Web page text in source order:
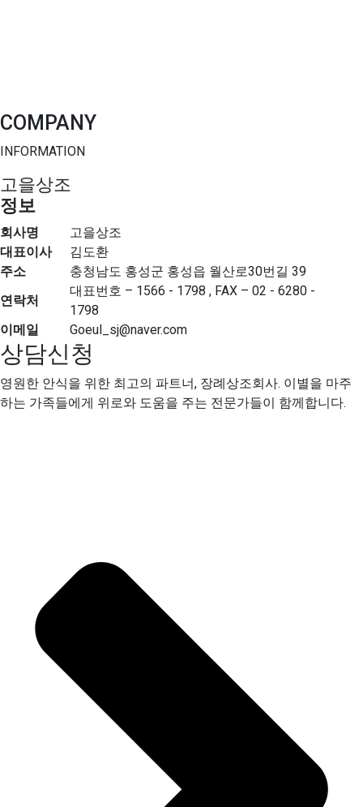
SNS홍보팀
영상미디어
APP 마케팅
COMPANY
INFORMATION
고을상조
정보
회사명
고을상조
대표이사
김도환
주소
충청남도 홍성군 홍성읍 월산로30번길 39
연락처
대표번호 – 1566 - 1798 , FAX – 02 - 6280 -
1798
이메일
Goeul_sj@naver.com
상담신청
영원한 안식을 위한 최고의 파트너, 장례상조회사. 이별을 마주
하는 가족들에게 위로와 도움을 주는 전문가들이 함께합니다.